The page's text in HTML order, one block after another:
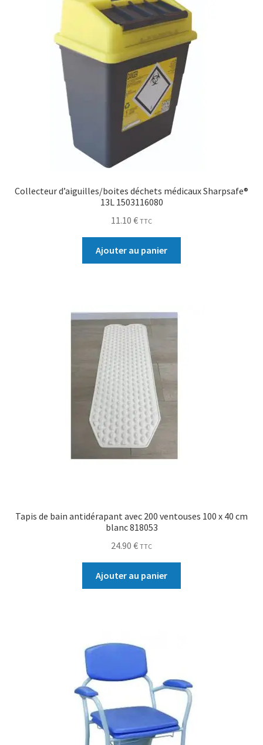
Collecteur d’aiguilles/boites déchets médicaux Sharpsafe®
13L 1503116080
11.10 € TTC
Ajouter au panier
Tapis de bain antidérapant avec 200 ventouses 100 x 40 cm
blanc 818053
24.90 € TTC
Ajouter au panier